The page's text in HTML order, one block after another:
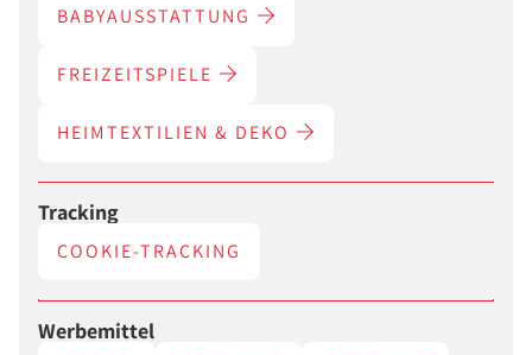
BABYAUSSTATTUNG
FREIZEITSPIELE
HEIMTEXTILIEN & DEKO
Tracking
COOKIE-TRACKING
Werbemittel